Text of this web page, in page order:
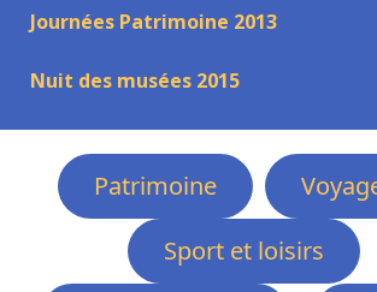
Journées Patrimoine 2013
Nuit des musées 2015
Patrimoine
Sport et loisirs